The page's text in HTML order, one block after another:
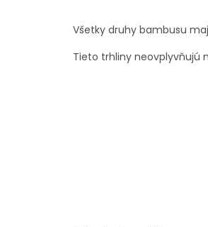
Všetky druhy bambusu
Tieto trhliny neovplyvňujú